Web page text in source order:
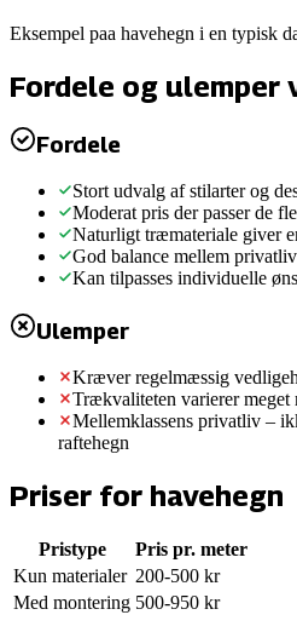
Eksempel paa havehegn i en typisk
Fordele og ulemper
Fordele
Stort udvalg af stilarter og
Moderat pris der passer de
Naturligt træmateriale giver
God balance mellem
Kan tilpasses individuelle
Ulemper
Kræver regelmæssig
Trækvaliteten varierer meget
Mellemklassens privatliv –
raftehegn
Priser for havehegn
Pristype
Pris pr. meter
Kun materialer 200-500 kr
Med montering 500-950 kr